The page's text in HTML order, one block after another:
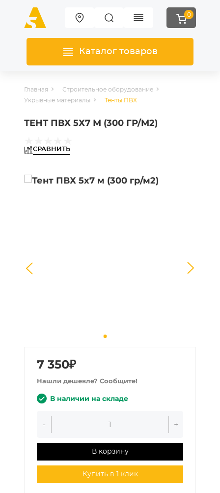
0
Каталог товаров
Главная
Строительное оборудование
Укрывные материалы
Тенты ПВХ
ТЕНТ ПВХ 5Х7 М (300 ГР/М2)
СРАВНИТЬ
7 350₽
Нашли дешевле? Сообщите!
В наличии на складе
- +
В корзину
Купить в 1 клик